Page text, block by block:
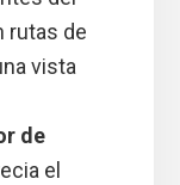
rutas de
vista
de
el